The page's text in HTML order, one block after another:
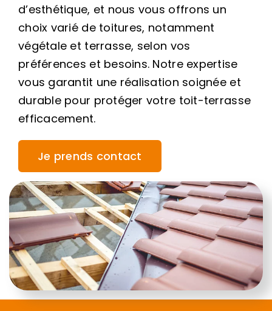
d’esthétique, et nous vous offrons un
choix varié de toitures, notamment
végétale et terrasse, selon vos
préférences et besoins. Notre expertise
vous garantit une réalisation soignée et
durable pour protéger votre toit-terrasse
efficacement.
Je prends contact